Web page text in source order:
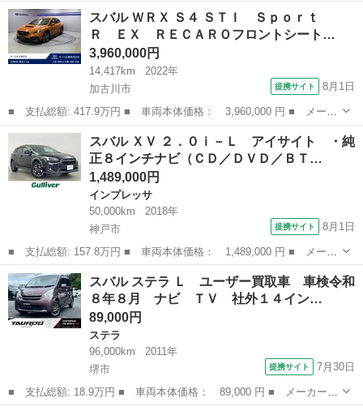
名： スバル ■ 車種名： レガシィツーリングワゴン ■ グレード
名： ２．０ＧＴスペックＢ ／５ＭＴ／禁煙車／タイミングベルト
交換済み／ＭＩＤ...
兵庫 姫路市 レガシィ
スバル ＷＲＸ Ｓ４ ＳＴＩ Ｓｐｏｒｔ
Ｒ ＥＸ ＲＥＣＡＲＯフロントシート…
3,960,000円
14,417km
2022年
加古川市
提携サイト 8月1日
■ 支払総額: 417.9万円 ■ 車両本体価格： 3,960,000 円 ■ メーカ
ー名： スバル ■ 車種名： ＷＲＸ Ｓ４ ■ グレード名： ＳＴ
Ｉ Ｓｐｏｒｔ Ｒ ＥＸ ＲＥＣＡＲＯフロントシート ■ 排気
量： 2...
兵庫 加古川市
スバル ＸＶ ２．０ｉ－Ｌ アイサイト ・純
正８インチナビ（ＣＤ／ＤＶＤ／ＢＴ…
1,489,000円
インプレッサ
50,000km
2018年
神戸市
提携サイト 8月1日
■ 支払総額: 157.8万円 ■ 車両本体価格： 1,489,000 円 ■ メーカ
ー名： スバル ■ 車種名： ＸＶ ■ グレード名： ２．０ｉ－
Ｌ アイサイト ・純正８インチナビ（ＣＤ／ＤＶＤ／ＢＴ／ＴＶ／
ＵＳＢ）・...
兵庫 神戸市
スバル ステラ Ｌ ユーザー買取車 車検令和
８年８月 ナビ ＴＶ 社外１４イン…
89,000円
ステラ
96,000km
2011年
堺市
提携サイト 7月30日
■ 支払総額: 18.9万円 ■ 車両本体価格： 89,000 円 ■ メーカー
名： スバル ■ 車種名： ステラ ■ グレード名： Ｌ ユーザー